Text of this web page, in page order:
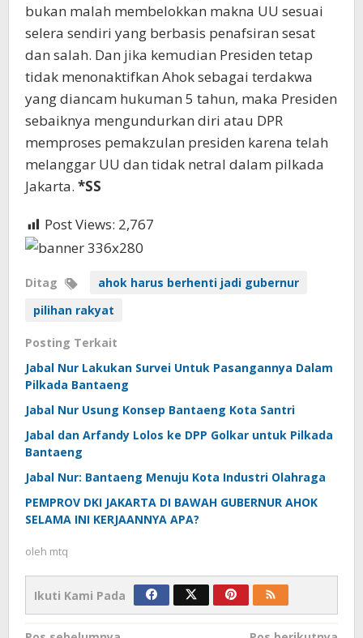
bukan malah membelokkan makna UU sesuai
selera sendiri yang berbasis penafsiran sesat
dan salah. Dan jika kemudian Presiden tetap
tidak menonaktifkan Ahok sebagai terdakwa
yang diancam hukuman 5 tahun, maka Presiden
sebaiknya mengundurkan diri atau DPR
memproses pemakzulan presiden karena telah
melanggar UU dan tidak netral dalam pilkada
Jakarta. *SS
Post Views: 2,767
Ditag
ahok harus berhenti jadi gubernur
pilihan rakyat
Posting Terkait
Jabal Nur Lakukan Survei Untuk Pasangannya Dalam
Pilkada Bantaeng
Jabal Nur Usung Konsep Bantaeng Kota Santri
Jabal dan Arfandy Lolos ke DPP Golkar untuk Pilkada
Bantaeng
Jabal Nur: Bantaeng Menuju Kota Industri Olahraga
PEMPROV DKI JAKARTA DI BAWAH GUBERNUR AHOK
SELAMA INI KERJAANNYA APA?
oleh mtq
Ikuti Kami Pada